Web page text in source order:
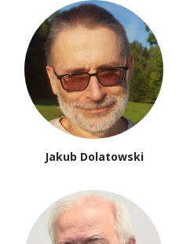
Jakub Dolatowski